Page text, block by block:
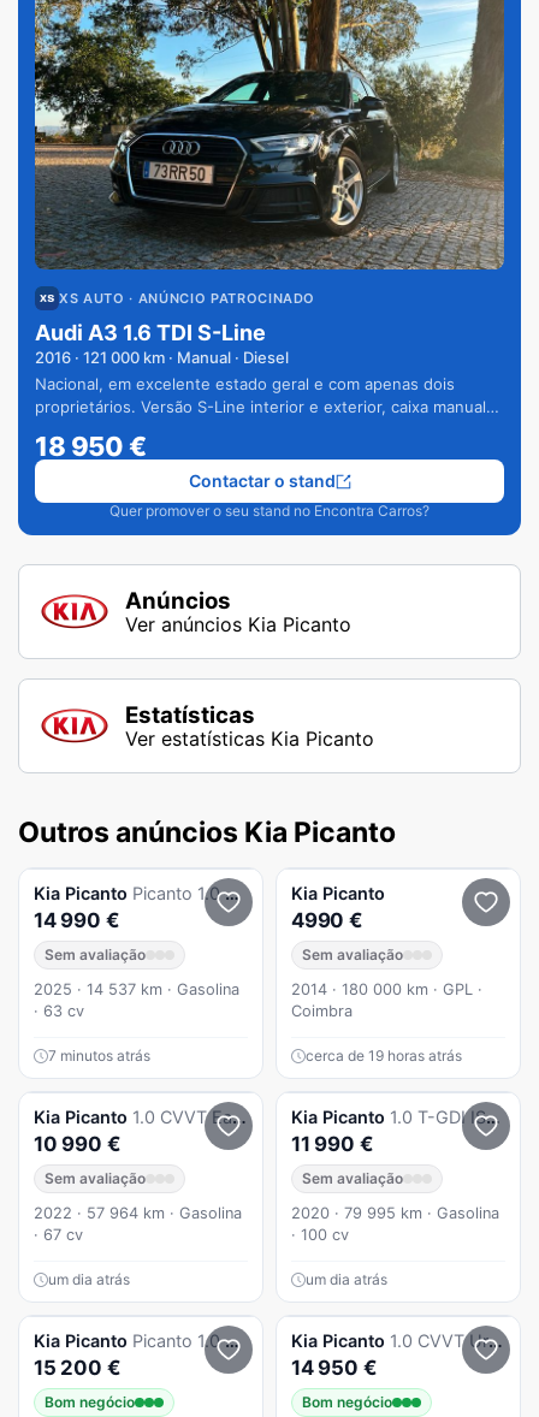
XS AUTO · ANÚNCIO PATROCINADO
Audi A3 1.6 TDI S-Line
2016 · 121 000 km · Manual · Diesel
Nacional, em excelente estado geral e com apenas dois
proprietários. Versão S-Line interior e exterior, caixa manual
18 950€
Quer promover o seu stand no Encontra Carros?
Contactar o stand
Anúncios
Ver anúncios Kia Picanto
Estatísticas
Ver estatísticas Kia Picanto
Outros anúncios Kia Picanto
Kia Picanto Picanto 1.0 MPi Urban
14 990 €
Sem avaliação
2025 · 14 537 km · Gasolina
· 63 cv
7 minutos atrás
Kia Picanto
4990 €
Sem avaliação
2014 · 180 000 km · GPL ·
Coimbra
cerca de 19 horas atrás
Kia Picanto 1.0 CVVT Easy
10 990 €
Sem avaliação
2022 · 57 964 km · Gasolina
· 67 cv
um dia atrás
Kia Picanto 1.0 T-GDI ISG GT Line
11 990 €
Sem avaliação
2020 · 79 995 km · Gasolina
· 100 cv
um dia atrás
Kia Picanto Picanto 1.0 MPi Urban
15 200 €
Bom negócio
Kia Picanto 1.0 CVVT Urban
14 950 €
Bom negócio